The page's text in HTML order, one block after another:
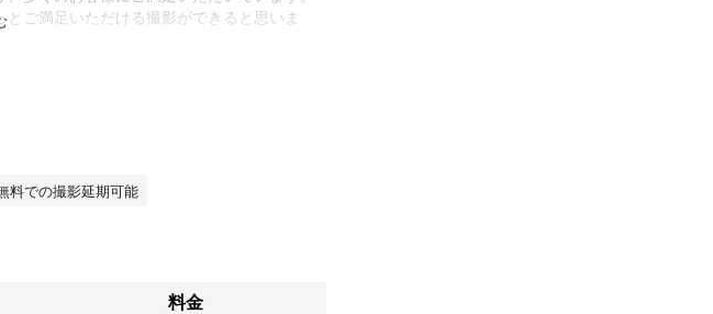
ご満足いただける撮影ができると思いま
、今までのスタンダードでした。
遊んでるところを撮ったり、最大60分とい
な要因ですね♪
料での撮影延期可能
料金